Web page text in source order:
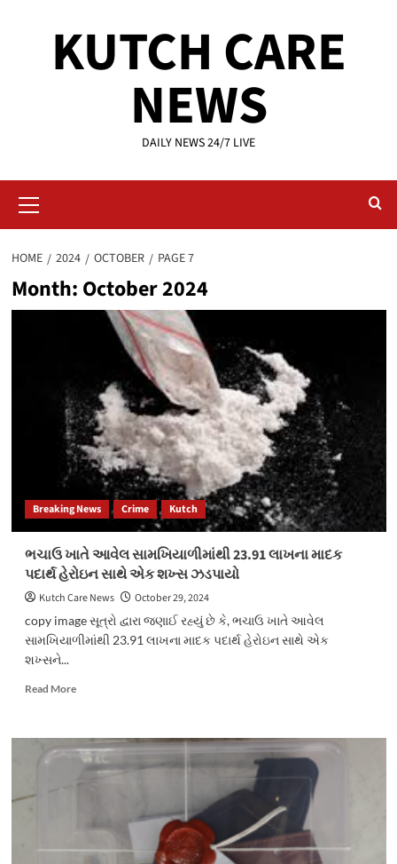
KUTCH CARE
NEWS
DAILY NEWS 24/7 LIVE
Menu
HOME 2024 OCTOBER PAGE 7
Month: October 2024
Breaking News Crime Kutch
ભચાઉ ખાતે આવેલ સામખિયાળીમાંથી 23.91 લાખના માદક
પદાર્થ હેરોઇન સાથે એક શખ્સ ઝડપાયો
Kutch Care News
October 29, 2024
copy image સૂત્રો દ્વારા જણાઈ રહ્યું છે કે, ભચાઉ ખાતે આવેલ
સામખિયાળીમાંથી 23.91 લાખના માદક પદાર્થ હેરોઇન સાથે એક
શખ્સને...
Read MoreRead
ભચાઉ
ખાતે
આવેલ
પદાર્થ